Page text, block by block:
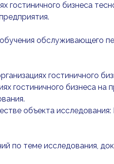
гостиничного бизнеса
обслуживающего
гостиничного
гостиничного бизнеса на
объекта
по теме исследования,